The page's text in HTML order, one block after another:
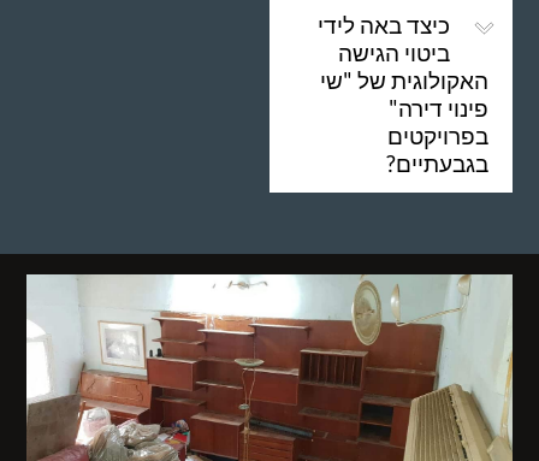
כיצד באה לידי
ביטוי הגישה
האקולוגית של "שי
פינוי דירה"
בפרויקטים
בגבעתיים?